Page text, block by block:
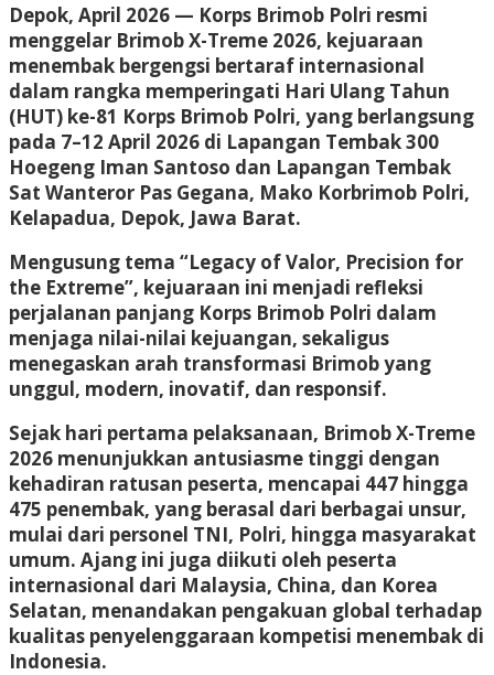
Depok, April 2026 — Korps Brimob Polri resmi
menggelar Brimob X-Treme 2026, kejuaraan
menembak bergengsi bertaraf internasional
dalam rangka memperingati Hari Ulang Tahun
(HUT) ke-81 Korps Brimob Polri, yang berlangsung
pada 7–12 April 2026 di Lapangan Tembak 300
Hoegeng Iman Santoso dan Lapangan Tembak
Sat Wanteror Pas Gegana, Mako Korbrimob Polri,
Kelapadua, Depok, Jawa Barat.
Mengusung tema “Legacy of Valor, Precision for
the Extreme”, kejuaraan ini menjadi refleksi
perjalanan panjang Korps Brimob Polri dalam
menjaga nilai-nilai kejuangan, sekaligus
menegaskan arah transformasi Brimob yang
unggul, modern, inovatif, dan responsif.
Sejak hari pertama pelaksanaan, Brimob X-Treme
2026 menunjukkan antusiasme tinggi dengan
kehadiran ratusan peserta, mencapai 447 hingga
475 penembak, yang berasal dari berbagai unsur,
mulai dari personel TNI, Polri, hingga masyarakat
umum. Ajang ini juga diikuti oleh peserta
internasional dari Malaysia, China, dan Korea
Selatan, menandakan pengakuan global terhadap
kualitas penyelenggaraan kompetisi menembak di
Indonesia.